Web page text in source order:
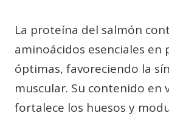
La proteína del salmón
aminoácidos esenciales en
óptimas, favoreciendo la
muscular. Su contenido en
fortalece los huesos y